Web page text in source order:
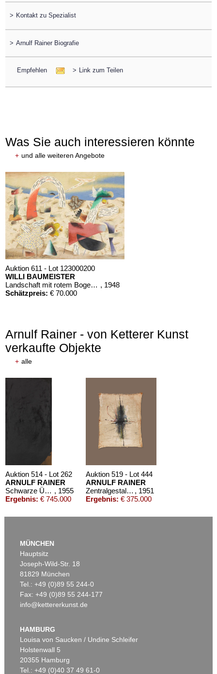
> Kontakt zu Spezialist
> Arnulf Rainer Biografie
Empfehlen > Link zum Teilen
Was Sie auch interessieren könnte
+ und alle weiteren Angebote
Auktion 611 - Lot 123000200
WILLI BAUMEISTER
Landschaft mit rotem Bogen (Sommerfest) , 1948
Schätzpreis: € 70.000
Auktion 611 - Lot 125001019
EMIL SCHUMACHER
Bleibild B-3/1970
Schätzpreis:
Arnulf Rainer - von Ketterer Kunst
verkaufte Objekte
+ alle
Auktion 514 - Lot 262
ARNULF RAINER
Schwarze Übermalung auf Braun , 1955
Ergebnis: € 745.000
Auktion 519 - Lot 444
ARNULF RAINER
Zentralgestaltung , 1951
Ergebnis: € 375.000
Auktion 590 - Lot 11
Ergebnis:€ 279.400
MÜNCHEN
Hauptsitz
Joseph-Wild-Str. 18
81829 München
Tel.: +49 (0)89 55 244-0
Fax: +49 (0)89 55 244-177
info@kettererkunst.de
HAMBURG
Louisa von Saucken / Undine Schleifer
Holstenwall 5
20355 Hamburg
Tel.: +49 (0)40 37 49 61-0